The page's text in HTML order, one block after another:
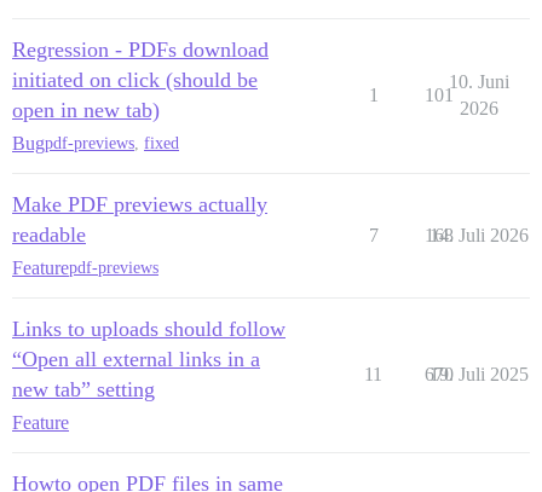
Regression - PDFs download
initiated on click (should be
open in new tab)
Bugpdf-previews, fixed
1 101
10. Juni
2026
Make PDF previews actually
readable
Featurepdf-previews
7 168
14. Juli 2026
Links to uploads should follow
“Open all external links in a
new tab” setting
Feature
11 670
19. Juli 2025
Howto open PDF files in same